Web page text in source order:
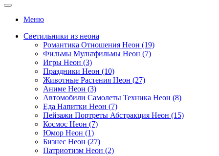
Меню
Светильники из неона
Романтика Отношения Неон (19)
Фильмы Мультфильмы Неон (7)
Игры Неон (3)
Праздники Неон (10)
Животные Растения Неон (27)
Аниме Неон (3)
Автомобили Самолеты Техника Неон (8)
Еда Напитки Неон (7)
Пейзажи Портреты Абстракция Неон (15)
Космос Неон (7)
Юмор Неон (1)
Бизнес Неон (27)
Патриотизм Неон (2)